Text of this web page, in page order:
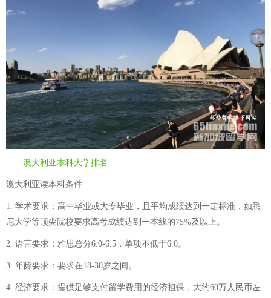
澳大利亚本科大学排名
澳大利亚读本科条件
1. 学术要求：高中毕业或大专毕业，且平均成绩达到一定标准，如悉
尼大学等顶尖院校要求高考成绩达到一本线的75%及以上。
2. 语言要求：雅思总分6.0-6.5，单项不低于6.0。
3. 年龄要求：要求在18-30岁之间。
4. 经济要求：提供足够支付留学费用的经济担保，大约60万人民币左